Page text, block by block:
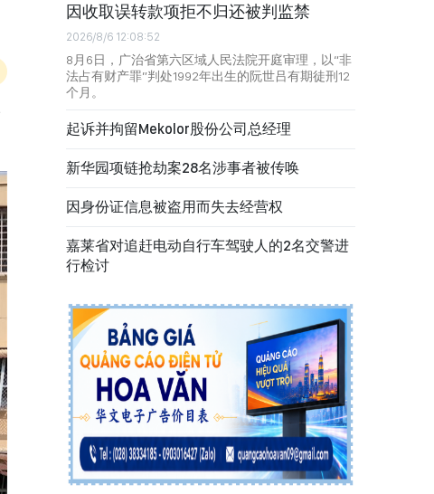
因收取误转款项拒不归还被判监禁
2026/8/6 12:08:52
8月6日，广治省第六区域人民法院开庭审理，以“非
法占有财产罪”判处1992年出生的阮世吕有期徒刑12
个月。
起诉并拘留Mekolor股份公司总经理
新华园项链抢劫案28名涉事者被传唤
因身份证信息被盗用而失去经营权
嘉莱省对追赶电动自行车驾驶人的2名交警进
行检讨